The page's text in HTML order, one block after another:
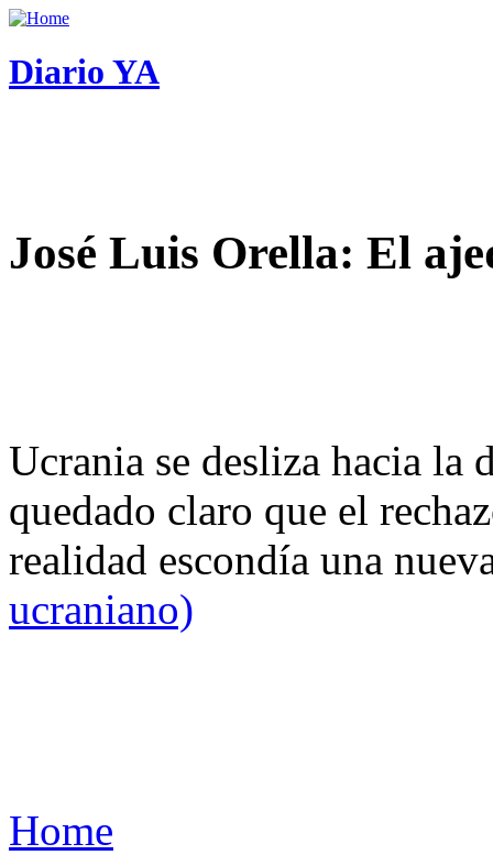
Diario YA
José Luis Orella: El
Ucrania se desliza hacia
quedado claro que el
realidad escondía una
ucraniano)
Home